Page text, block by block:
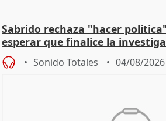
Sabrido rechaza "hacer
esperar que finalice la
Sonido Totales 04/08/2026